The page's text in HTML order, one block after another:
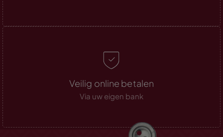
Veilig online betalen
Via uw eigen bank